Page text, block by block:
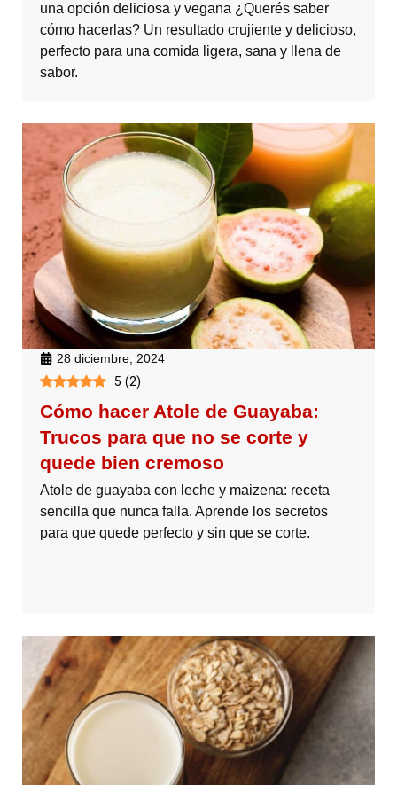
una opción deliciosa y vegana ¿Querés saber
cómo hacerlas? Un resultado crujiente y delicioso,
perfecto para una comida ligera, sana y llena de
sabor.
28 diciembre, 2024
5 (2)
Cómo hacer Atole de Guayaba:
Trucos para que no se corte y
quede bien cremoso
Atole de guayaba con leche y maizena: receta
sencilla que nunca falla. Aprende los secretos
para que quede perfecto y sin que se corte.